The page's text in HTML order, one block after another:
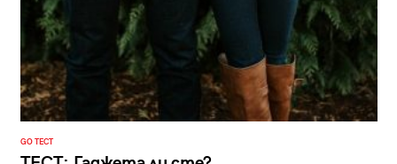
GO ТЕСТ